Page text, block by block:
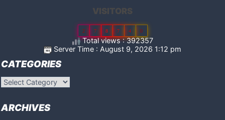
VISITORS
2 7 8 7 4 0
Total views : 392357
Server Time : August 9, 2026 1:12 pm
CATEGORIES
Categories
ARCHIVES